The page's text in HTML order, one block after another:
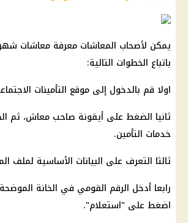
باتباع الخطوات التالية:
اولا قم بالدخول إلى موقع التأمينات
ثانيا الضغط على أيقونة صاحب معاش، ثم
خدمات التأمين.
ثالثا التعرف على البيانات الأساسية لملف
رابعا أدخل الرقم القومي في الخانة
اضغط على "استعلام".